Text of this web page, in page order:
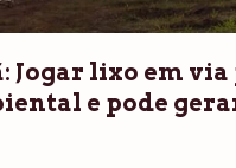
Jogar lixo em
e pode